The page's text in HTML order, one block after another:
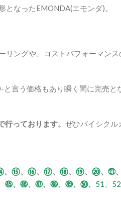
なったEMONDA(エモンダ)。
ングや、コストパフォーマン
言う価格もあり瞬く間に完売と
っております。 ぜひバイシクル
、 ⑮、 ⑯、 ⑰、 ⑱、 ⑲、 ⑳、 ㉑、
㊺、 ㊻、 ㊼、 ㊽、 ㊾、 ㊿、 51 52